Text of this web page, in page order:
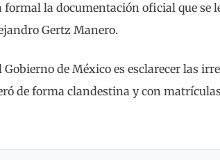
formal la documentación oficial que se
Gertz Manero.
de México es esclarecer las
de forma clandestina y con